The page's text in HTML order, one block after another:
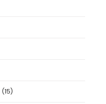
(15)